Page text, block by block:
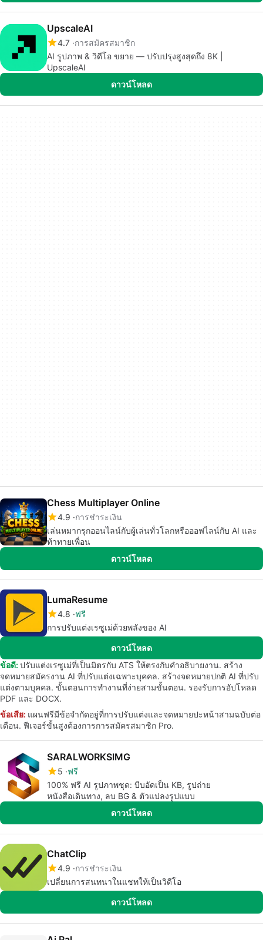
UpscaleAI
4.7 การสมัครสมาชิก
AI รูปภาพ & วิดีโอ ขยาย — ปรับปรุงสูงสุดถึง 8K |
UpscaleAI
ดาวน์โหลด
Chess Multiplayer Online
4.9 การชำระเงิน
เล่นหมากรุกออนไลน์กับผู้เล่นทั่วโลกหรือออฟไลน์กับ AI และ
ท้าทายเพื่อน
ดาวน์โหลด
LumaResume
4.8 ฟรี
การปรับแต่งเรซูเม่ด้วยพลังของ AI
ดาวน์โหลด
ข้อดี: ปรับแต่งเรซูเม่ที่เป็นมิตรกับ ATS ให้ตรงกับคำอธิบายงาน. สร้าง
จดหมายสมัครงาน AI ที่ปรับแต่งเฉพาะบุคคล. สร้างจดหมายปกติ AI ที่ปรับ
แต่งตามบุคคล. ขั้นตอนการทำงานที่ง่ายสามขั้นตอน. รองรับการอัปโหลด
PDF และ DOCX.
ข้อเสีย: แผนฟรีมีข้อจำกัดอยู่ที่การปรับแต่งและจดหมายปะหน้าสามฉบับต่อ
เดือน. ฟีเจอร์ขั้นสูงต้องการการสมัครสมาชิก Pro.
SARALWORKSIMG
5 ฟรี
100% ฟรี AI รูปภาพชุด: บีบอัดเป็น KB, รูปถ่าย
หนังสือเดินทาง, ลบ BG & ตัวแปลงรูปแบบ
ดาวน์โหลด
ChatClip
4.9 การชำระเงิน
เปลี่ยนการสนทนาในแชทให้เป็นวิดีโอ
ดาวน์โหลด